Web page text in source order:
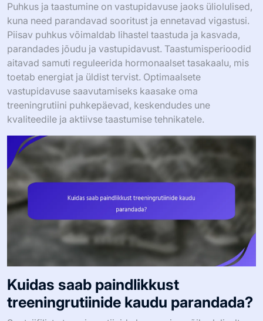
Puhkus ja taastumine on vastupidavuse jaoks üliolulised,
kuna need parandavad sooritust ja ennetavad vigastusi.
Piisav puhkus võimaldab lihastel taastuda ja kasvada,
parandades jõudu ja vastupidavust. Taastumisperioodid
aitavad samuti reguleerida hormonaalset tasakaalu, mis
toetab energiat ja üldist tervist. Optimaalsete
vastupidavuse saavutamiseks kaasake oma
treeningrutiini puhkepäevad, keskendudes une
kvaliteedile ja aktiivse taastumise tehnikatele.
Kuidas saab paindlikkust
treeningrutiinide kaudu parandada?